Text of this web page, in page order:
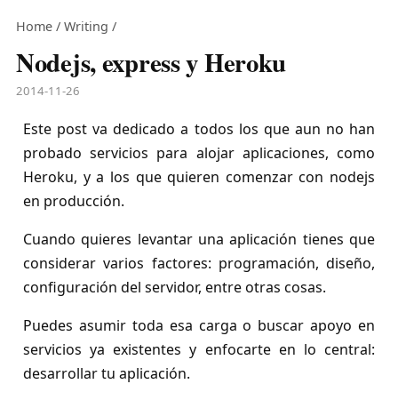
Home / Writing /
Nodejs, express y Heroku
2014-11-26
Este post va dedicado a todos los que aun no han
probado servicios para alojar aplicaciones, como
Heroku, y a los que quieren comenzar con nodejs
en producción.
Cuando quieres levantar una aplicación tienes que
considerar varios factores: programación, diseño,
configuración del servidor, entre otras cosas.
Puedes asumir toda esa carga o buscar apoyo en
servicios ya existentes y enfocarte en lo central:
desarrollar tu aplicación.